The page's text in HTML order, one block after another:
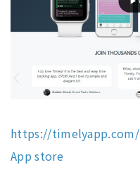
https://timelyapp.com/
App store